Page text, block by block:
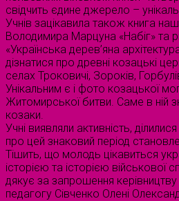
свідчить єдине джерело –
Учнів зацікавила також книга
Володимира Марцуна «Набіг» та
«Українська дерев’яна
дізнатися про древні козацькі
селах Троковичі, Зороків,
Унікальним є і фото козацької
Житомирської битви. Саме в ній
козаки.
Учні виявляли активність,
про цей знаковий період
Тішить, що молодь цікавиться
історією та історією військової
дякує за запрошення
педагогу Сівченко Олені